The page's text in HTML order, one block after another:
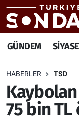
GÜNDEM
HABERLER TSD
75 bin TL
Trafik
Süper Lig
Tüm